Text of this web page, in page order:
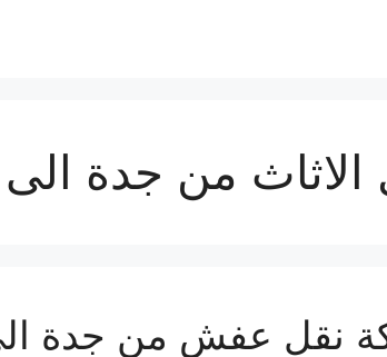
الاثاث من جدة الى